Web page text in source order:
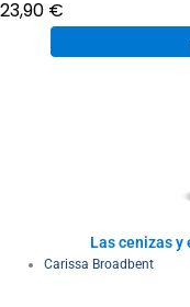
23,90 €
Carissa Broadbent